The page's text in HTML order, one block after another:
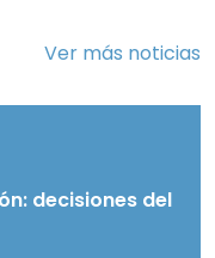
Ver más noticias
decisiones del